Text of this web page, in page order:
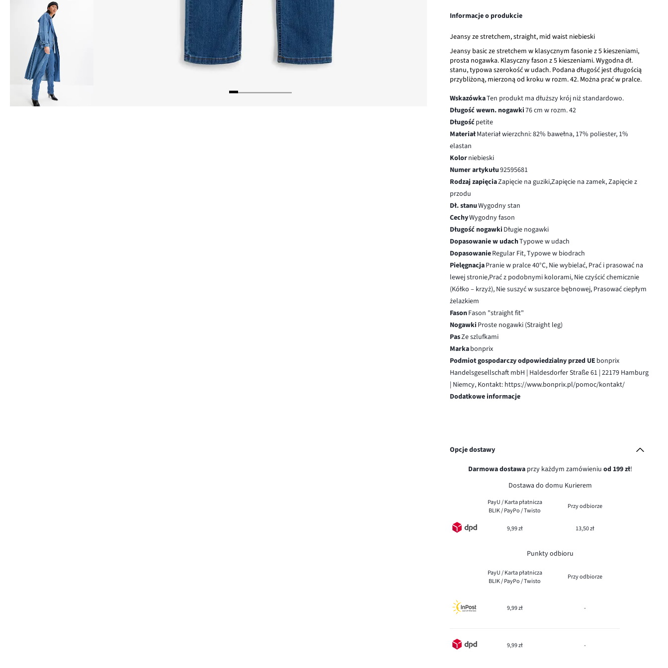
Informacje o produkcie
Jeansy ze stretchem, straight, mid waist niebieski
Jeansy basic ze stretchem w klasycznym fasonie z 5 kieszeniami,
prosta nogawka. Klasyczny fason z 5 kieszeniami. Wygodna dł.
stanu, typowa szerokość w udach. Podana długość jest długością
przybliżoną, mierzoną od kroku w rozm. 42. Można prać w pralce.
WskazówkaTen produkt ma dłuższy krój niż standardowo.
Długość wewn. nogawki76 cm w rozm. 42
Długośćpetite
MateriałMateriał wierzchni: 82% bawełna, 17% poliester, 1%
elastan
Kolorniebieski
Numer artykułu92595681
Rodzaj zapięciaZapięcie na guziki,Zapięcie na zamek, Zapięcie z
przodu
Dł. stanuWygodny stan
CechyWygodny fason
Długość nogawki Długie nogawki
Dopasowanie w udachTypowe w udach
DopasowanieRegular Fit, Typowe w biodrach
PielęgnacjaPranie w pralce 40°C, Nie wybielać, Prać i prasować na
lewej stronie,Prać z podobnymi kolorami, Nie czyścić chemicznie
(Kółko – krzyż), Nie suszyć w suszarce bębnowej, Prasować ciepłym
żelazkiem
FasonFason "straight fit"
Nogawki Proste nogawki (Straight leg)
PasZe szlufkami
Markabonprix
Podmiot gospodarczy odpowiedzialny przed UE bonprix
Handelsgesellschaft mbH | Haldesdorfer Straße 61 | 22179 Hamburg
| Niemcy, Kontakt: https://www.bonprix.pl/pomoc/kontakt/
Dodatkowe informacje
Opcje dostawy
Darmowa dostawaprzy każdym zamówieniu od 199 zł!
Dostawa do domu Kurierem
PayU / Karta płatnicza
BLIK / PayPo / Twisto
Przy odbiorze
9,99 zł 13,50 zł
Punkty odbioru
PayU / Karta płatnicza
BLIK / PayPo / Twisto
Przy odbiorze
9,99 zł -
9,99 zł -